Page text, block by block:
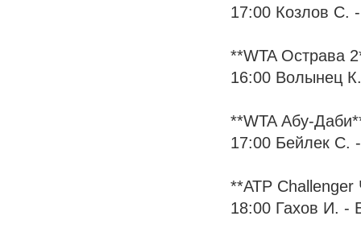
17:00 Козлов С.
**WTA Острава
16:00 Волынец
**WTA Абу-
17:00 Бейлек С.
**ATP Challenger
18:00 Гахов И. -